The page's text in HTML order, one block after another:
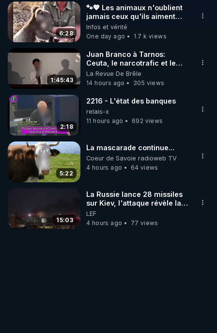
▶ 30 jours gratuit sur l’application de méditation et
de bien-être ENVOL :
Rendez-vous sur https://www.envol.app/code
le code : REGENERE
6:28
🐾💖 Les animaux n'oublient
jamais ceux qu'ils aiment…
🥹❤️
Infos et vérité
One day ago
1.7 k views
1:45:43
Juan Branco à Tarnos:
Ceuta, le narcotrafic et le
pouvoir en France
La Revue De Brêle
14 hours ago
305 views
2:18
2216 - L'état des banques
relais-x
11 hours ago
692 views
5:22
La mascarade continue...
Coeur de Savoie radioweb TV
4 hours ago
64 views
15:03
La Russie lance 28 missiles
sur Kiev, l'attaque révèle la
faiblesse de Kiev
LEF
4 hours ago
77 views